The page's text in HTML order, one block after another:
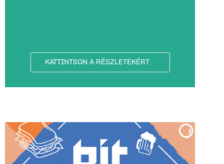
KATTINTSON A RÉSZLETEKÉRT